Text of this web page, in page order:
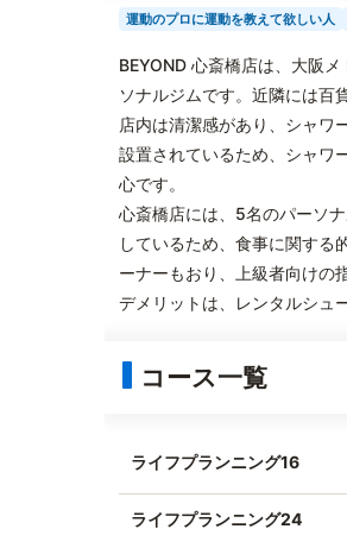
運動のプロに運動を教えて欲しい人
BEYOND 心斎橋店は、大阪
ソナルジムです。近隣には百
店内は清潔感があり、シャワ
設置されているため、シャワ
心です。
心斎橋店には、5名のパーソ
しているため、食事に関する
ーナーもおり、上級者向けの
デメリットは、レンタルシュ
コース一覧
ライフプランニング16
ライフプランニング24